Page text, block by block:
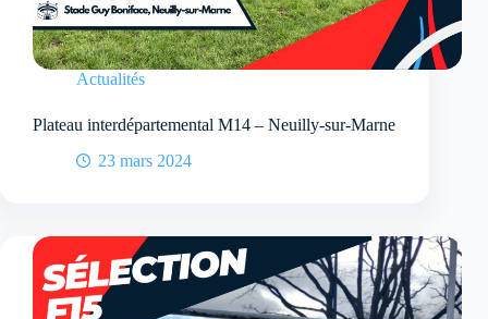
Actualités
Plateau interdépartemental M14 – Neuilly-sur-Marne
23 mars 2024